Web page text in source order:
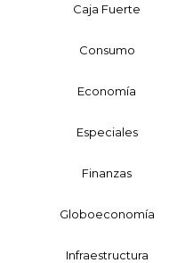
Caja Fuerte
Consumo
Economía
Especiales
Finanzas
Globoeconomía
Infraestructura